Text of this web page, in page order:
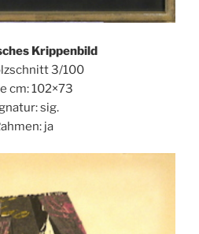
Krippenbild
3/100
cm: 102×73
sig.
ja